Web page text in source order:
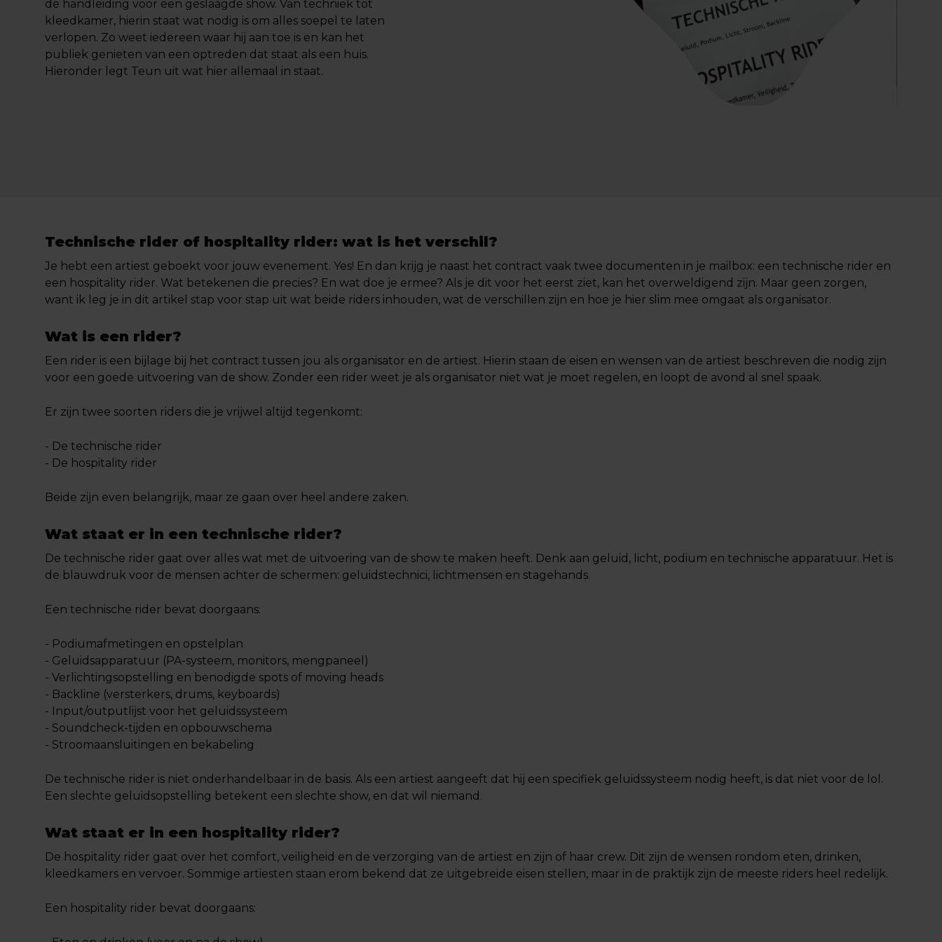
de handleiding voor een geslaagde show. Van techniek tot
kleedkamer, hierin staat wat nodig is om alles soepel te laten
verlopen. Zo weet iedereen waar hij aan toe is en kan het
publiek genieten van een optreden dat staat als een huis.
Hieronder legt Teun uit wat hier allemaal in staat.
Technische rider of hospitality rider: wat is het verschil?
Je hebt een artiest geboekt voor jouw evenement. Yes! En dan krijg je naast het contract vaak twee documenten in je mailbox: een technische rider en
een hospitality rider. Wat betekenen die precies? En wat doe je ermee? Als je dit voor het eerst ziet, kan het overweldigend zijn. Maar geen zorgen,
want ik leg je in dit artikel stap voor stap uit wat beide riders inhouden, wat de verschillen zijn en hoe je hier slim mee omgaat als organisator.
Wat is een rider?
Een rider is een bijlage bij het contract tussen jou als organisator en de artiest. Hierin staan de eisen en wensen van de artiest beschreven die nodig zijn
voor een goede uitvoering van de show. Zonder een rider weet je als organisator niet wat je moet regelen, en loopt de avond al snel spaak.
Er zijn twee soorten riders die je vrijwel altijd tegenkomt:
- De technische rider
- De hospitality rider
Beide zijn even belangrijk, maar ze gaan over heel andere zaken.
Wat staat er in een technische rider?
De technische rider gaat over alles wat met de uitvoering van de show te maken heeft. Denk aan geluid, licht, podium en technische apparatuur. Het is
de blauwdruk voor de mensen achter de schermen: geluidstechnici, lichtmensen en stagehands.
Een technische rider bevat doorgaans:
- Podiumafmetingen en opstelplan
- Geluidsapparatuur (PA-systeem, monitors, mengpaneel)
- Verlichtingsopstelling en benodigde spots of moving heads
- Backline (versterkers, drums, keyboards)
- Input/outputlijst voor het geluidssysteem
- Soundcheck-tijden en opbouwschema
- Stroomaansluitingen en bekabeling
De technische rider is niet onderhandelbaar in de basis. Als een artiest aangeeft dat hij een specifiek geluidssysteem nodig heeft, is dat niet voor de lol.
Een slechte geluidsopstelling betekent een slechte show, en dat wil niemand.
Wat staat er in een hospitality rider?
De hospitality rider gaat over het comfort, veiligheid en de verzorging van de artiest en zijn of haar crew. Dit zijn de wensen rondom eten, drinken,
kleedkamers en vervoer. Sommige artiesten staan erom bekend dat ze uitgebreide eisen stellen, maar in de praktijk zijn de meeste riders heel redelijk.
Een hospitality rider bevat doorgaans: